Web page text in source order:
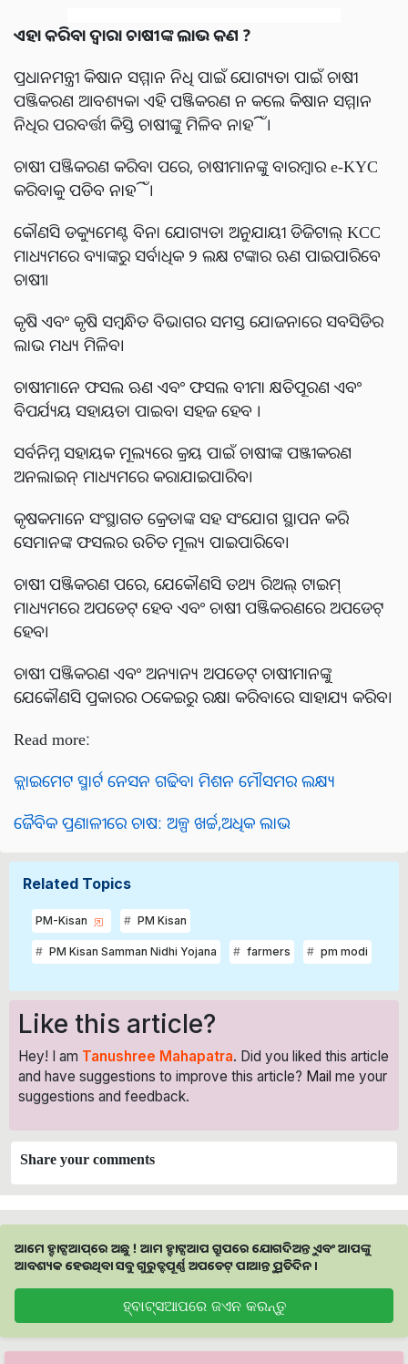
ଏହା କରିବା ଦ୍ୱାରା ଚାଷୀଙ୍କ ଲାଭ କଣ ?
ପ୍ରଧାନମନ୍ତ୍ରୀ କିଷାନ ସମ୍ମାନ ନିଧି ପାଇଁ ଯୋଗ୍ୟତା ପାଇଁ ଚାଷୀ
ପଞ୍ଜିକରଣ ଆବଶ୍ୟକ। ଏହି ପଞ୍ଜିକରଣ ନ କଲେ କିଷାନ ସମ୍ମାନ
ନିଧିର ପରବର୍ତ୍ତୀ କିସ୍ତି ଚାଷୀଙ୍କୁ ମିଳିବ ନାହିଁ।
ଚାଷୀ ପଞ୍ଜିକରଣ କରିବା ପରେ, ଚାଷୀମାନଙ୍କୁ ବାରମ୍ବାର e-KYC
କରିବାକୁ ପଡିବ ନାହିଁ।
କୌଣସି ଡକ୍ୟୁମେଣ୍ଟ ବିନା ଯୋଗ୍ୟତା ଅନୁଯାୟୀ ଡିଜିଟାଲ୍ KCC
ମାଧ୍ୟମରେ ବ୍ୟାଙ୍କରୁ ସର୍ବାଧିକ ୨ ଲକ୍ଷ ଟଙ୍କାର ଋଣ ପାଇପାରିବେ
ଚାଷୀ।
କୃଷି ଏବଂ କୃଷି ସମ୍ବନ୍ଧିତ ବିଭାଗର ସମସ୍ତ ଯୋଜନାରେ ସବସିଡିର
ଲାଭ ମଧ୍ୟ ମିଳିବ।
ଚାଷୀମାନେ ଫସଲ ଋଣ ଏବଂ ଫସଲ ବୀମା କ୍ଷତିପୂରଣ ଏବଂ
ବିପର୍ଯ୍ୟୟ ସହାୟତା ପାଇବା ସହଜ ହେବ ।
ସର୍ବନିମ୍ନ ସହାୟକ ମୂଲ୍ୟରେ କ୍ରୟ ପାଇଁ ଚାଷୀଙ୍କ ପଞ୍ଜୀକରଣ
ଅନଲାଇନ୍ ମାଧ୍ୟମରେ କରାଯାଇପାରିବ।
କୃଷକମାନେ ସଂସ୍ଥାଗତ କ୍ରେତାଙ୍କ ସହ ସଂଯୋଗ ସ୍ଥାପନ କରି
ସେମାନଙ୍କ ଫସଲର ଉଚିତ ମୂଲ୍ୟ ପାଇପାରିବେ।
ଚାଷୀ ପଞ୍ଜିକରଣ ପରେ, ଯେକୌଣସି ତଥ୍ୟ ରିଅଲ୍ ଟାଇମ୍
ମାଧ୍ୟମରେ ଅପଡେଟ୍ ହେବ ଏବଂ ଚାଷୀ ପଞ୍ଜିକରଣରେ ଅପଡେଟ୍
ହେବ।
ଚାଷୀ ପଞ୍ଜିକରଣ ଏବଂ ଅନ୍ୟାନ୍ୟ ଅପଡେଟ୍ ଚାଷୀମାନଙ୍କୁ
ଯେକୌଣସି ପ୍ରକାରର ଠକେଇରୁ ରକ୍ଷା କରିବାରେ ସାହାଯ୍ୟ କରିବ।
Read more:
କ୍ଲାଇମେଟ ସ୍ମାର୍ଟ ନେସନ ଗଢିବା ମିଶନ ମୌସମର ଲକ୍ଷ୍ୟ
ଜୈବିକ ପ୍ରଣାଳୀରେ ଚାଷ: ଅଳ୍ପ ଖର୍ଚ୍ଚ,ଅଧିକ ଲାଭ
Related Topics
PM-Kisan PM Kisan
PM Kisan Samman Nidhi Yojana farmers pm modi
Like this article?
Hey! I am Tanushree Mahapatra. Did you liked this article
and have suggestions to improve this article? Mail me your
suggestions and feedback.
Share your comments
ଆମେ ହ୍ବାଟ୍ସଆପ୍‌ରେ ଅଛୁ ! ଆମ ହ୍ବାଟ୍ସଆପ ଗ୍ରୁପରେ ଯୋଗଦିଅନ୍ତୁ ଏବଂ ଆପଙ୍କୁ
ଆବଶ୍ୟକ ହେଉଥିବା ସବୁ ଗୁରୁତ୍ବପୂର୍ଣ୍ଣ ଅପଡେଟ୍‌ ପାଆନ୍ତୁ ପ୍ରତିଦିନ ।
ହ୍ବାଟ୍ସଆପରେ ଜଏନ କରନ୍ତୁ